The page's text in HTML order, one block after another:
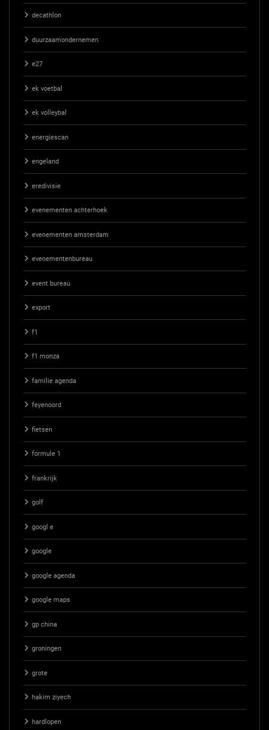
decathlon
duurzaamondernemen
e27
ek voetbal
ek volleybal
energiescan
engeland
eredivisie
evenementen achterhoek
evenementen amsterdam
evenementenbureau
event bureau
export
f1
f1 monza
familie agenda
feyenoord
fietsen
formule 1
frankrijk
golf
googl e
google
google agenda
google maps
gp china
groningen
grote
hakim ziyech
hardlopen